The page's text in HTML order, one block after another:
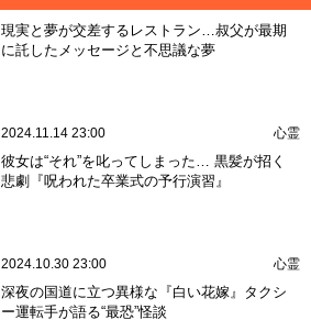
現実と夢が交差するレストラン…叔父が最期
に託したメッセージと不思議な夢
2024.11.14 23:00 心霊
彼女は“それ”を叱ってしまった… 黒髪が招く
悲劇『呪われた卒業式の予行演習』
2024.10.30 23:00 心霊
深夜の国道に立つ異様な『白い花嫁』タクシ
ー運転手が語る“最恐”怪談